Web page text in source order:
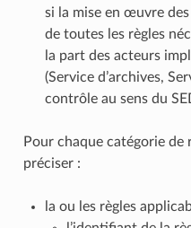
si la mise en œuvre des
de toutes les règles
la part des acteurs
(Service d’archives,
contrôle au sens du
Pour chaque catégorie de
préciser :
la ou les règles